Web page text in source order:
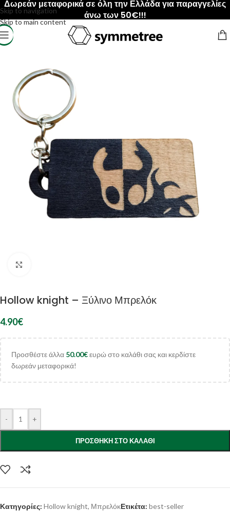
Skip to navigation
Skip to main content
Δωρεάν μεταφορικά σε όλη την Ελλάδα για παραγγελίες
άνω των 50€!!!
Αρχική σελίδα ΠΡΟΙΟΝΤΑ/Μπρελόκ
Hollow knight – Ξύλινο Μπρελόκ
4.90€
Προσθέστε άλλα 50.00€ευρώ στο καλάθι σας και κερδίστε
δωρεάν μεταφορικά!
- +
ΠΡΟΣΘΉΚΗ ΣΤΟ ΚΑΛΆΘΙ
Κατηγορίες: Hollow knight, ΜπρελόκΕτικέτα: best-seller